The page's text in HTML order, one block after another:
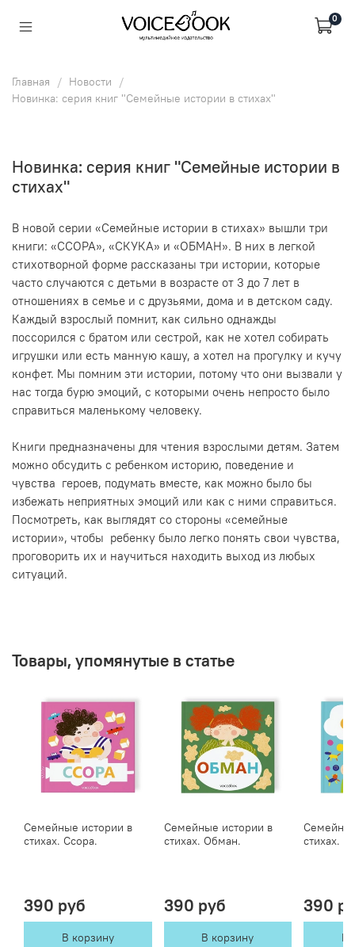
0
Главная
Новости
Новинка: серия книг "Семейные истории в стихах"
Новинка: серия книг "Семейные истории в
стихах"
В новой серии «Семейные истории в стихах» вышли три
книги: «ССОРА», «СКУКА» и «ОБМАН». В них в легкой
стихотворной форме рассказаны три истории, которые
часто случаются с детьми в возрасте от 3 до 7 лет в
отношениях в семье и с друзьями, дома и в детском саду.
Каждый взрослый помнит, как сильно однажды
поссорился с братом или сестрой, как не хотел собирать
игрушки или есть манную кашу, а хотел на прогулку и кучу
конфет. Мы помним эти истории, потому что они вызвали у
нас тогда бурю эмоций, с которыми очень непросто было
справиться маленькому человеку.
Книги предназначены для чтения взрослыми детям. Затем
можно обсудить с ребенком историю, поведение и
чувства героев, подумать вместе, как можно было бы
избежать неприятных эмоций или как с ними справиться.
Посмотреть, как выглядят со стороны «семейные
истории», чтобы ребенку было легко понять свои чувства,
проговорить их и научиться находить выход из любых
ситуаций.
Товары, упомянутые в статье
Семейные истории в
стихах. Ссора.
390 руб
В корзину
Семейные истории в
стихах. Обман.
390 руб
В корзину
стихах.
390
В